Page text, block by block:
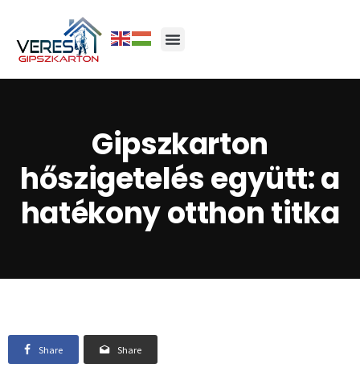
Gipszkarton
hőszigetelés együtt: a
hatékony otthon titka
Share Share